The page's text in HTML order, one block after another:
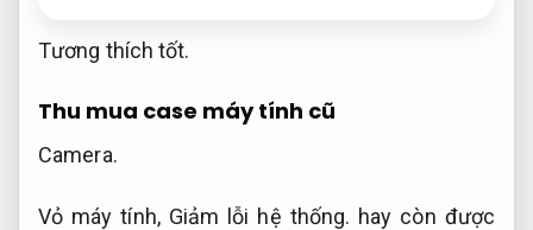
Tương thích tốt.
Thu mua case máy tính cũ
Camera.
Vỏ máy tính, Giảm lỗi hệ thống. hay còn được